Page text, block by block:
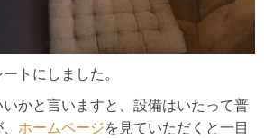
トにしました。
かと言いますと、設備はいたって普
ホームページを見ていただくと一目